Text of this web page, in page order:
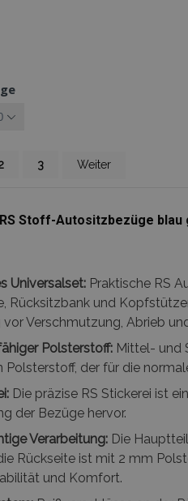
3 Weiter
Stoff-Autositzbezüge
Universalset:Praktische RS
Rücksitzbank und
vor Verschmutzung, Abrieb
Polsterstoff:Mittel- und
Polsterstoff, der für die
Die präzise RS Stickerei ist
der Bezüge hervor.
Verarbeitung:Die
Rückseite ist mit 2 mm
und Komfort.